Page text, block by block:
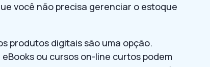
você não precisa gerenciar o estoque
produtos digitais são uma opção.
ou cursos on-line curtos podem